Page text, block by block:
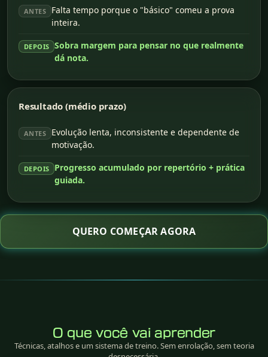
ANTES
Falta tempo porque o "básico" comeu a prova
inteira.
DEPOIS
Sobra margem para pensar no que realmente
dá nota.
Resultado (médio prazo)
ANTES
Evolução lenta, inconsistente e dependente de
motivação.
DEPOIS
Progresso acumulado por repertório + prática
guiada.
QUERO COMEÇAR AGORA
O que você vai aprender
Técnicas, atalhos e um sistema de treino. Sem enrolação, sem teoria